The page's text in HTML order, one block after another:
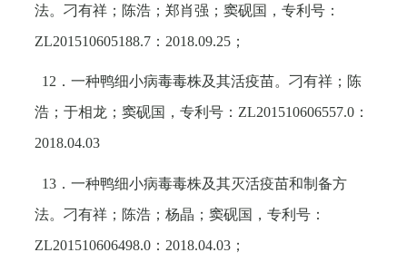
法。刁有祥；陈浩；郑肖强；窦砚国，专利号：
ZL201510605188.7： 2018.09.25；
12．一种鸭细小病毒毒株及其活疫苗。刁有祥；陈
浩；于相龙；窦砚国，专利号： ZL201510606557.0：
2018.04.03
13．一种鸭细小病毒毒株及其灭活疫苗和制备方
法。刁有祥；陈浩；杨晶；窦砚国，专利号：
ZL201510606498.0： 2018.04.03；